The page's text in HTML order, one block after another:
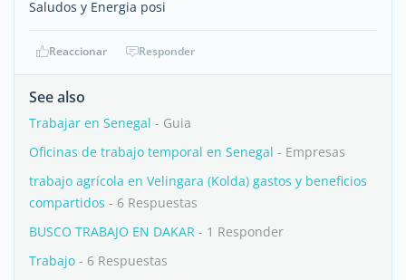
Saludos y Energia posi
Reaccionar Responder
See also
Trabajar en Senegal - Guia
Oficinas de trabajo temporal en Senegal - Empresas
trabajo agrícola en Velingara (Kolda) gastos y beneficios
compartidos - 6 Respuestas
BUSCO TRABAJO EN DAKAR - 1 Responder
Trabajo - 6 Respuestas